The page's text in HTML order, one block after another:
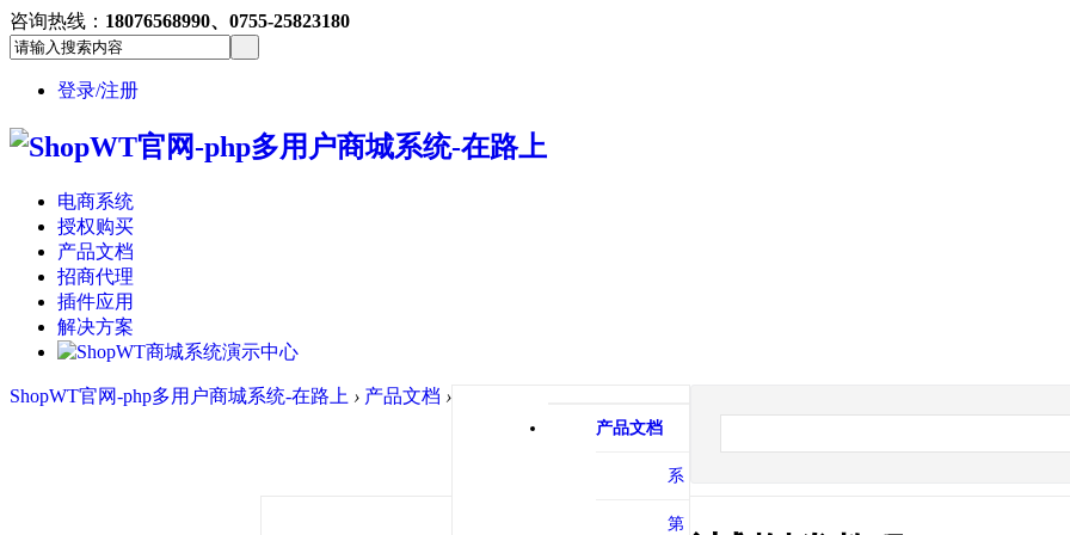
咨询热线： 18076568990、0755-25823180
登录/注册
电商系统
授权购买
产品文档
招商代理
插件应用
解决方案
ShopWT官网-php多用户商城系统-在路上 › 产品文档 ›
产品文档
系
第